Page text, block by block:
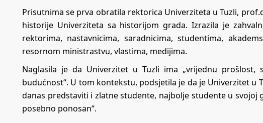
Prisutnima se prva obratila rektorica Univerziteta u Tuzli,
historije Univerziteta sa historijom grada. Izrazila je
rektorima, nastavnicima, saradnicima, studentima,
resornom ministrastvu, vlastima, medijima.
Naglasila je da Univerzitet u Tuzli ima „vrijednu
budućnost“. U tom kontekstu, podsjetila je da je Univerzitet u
danas predstaviti i zlatne studente, najbolje studente u svojoj
posebno ponosan“.